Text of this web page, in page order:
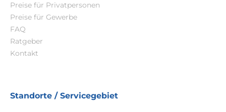
Preise für Privatpersonen
Preise für Gewerbe
FAQ
Ratgeber
Kontakt
Standorte / Servicegebiet